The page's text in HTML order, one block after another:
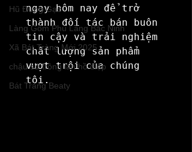
Hũ Đựng Gạo
Làng Gốm Phù Lãng Bắc Ninh
Xã Bát Tràng Mới 2025
chậu sứ trồng lan hồ điệp
Bát Tràng Beaty
ngay hôm nay để trở
thành đối tác bán buôn
tin cậy và trải nghiệm
chất lượng sản phẩm
vượt trội của chúng
tôi.